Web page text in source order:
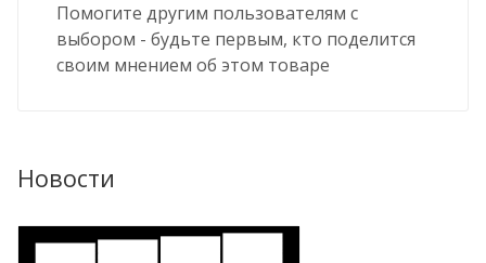
Помогите другим пользователям с
выбором - будьте первым, кто поделится
своим мнением об этом товаре
Новости